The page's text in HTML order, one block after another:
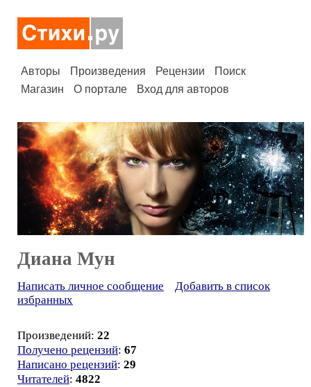
Авторы Произведения Рецензии
Поиск
Магазин
О портале Вход для авторов
Диана Мун
Написать личное сообщение
Добавить в список
избранных
Произведений: 22
Получено рецензий: 67
Написано рецензий: 29
Читателей: 4822